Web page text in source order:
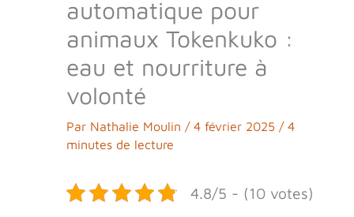
automatique pour
animaux Tokenkuko :
eau et nourriture à
volonté
Par Nathalie Moulin / 4 février 2025 / 4
minutes de lecture
4.8/5 - (10 votes)